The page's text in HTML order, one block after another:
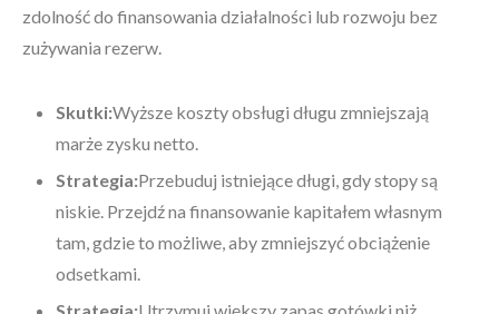
zdolność do finansowania działalności lub rozwoju bez
zużywania rezerw.
Skutki:Wyższe koszty obsługi długu zmniejszają
marże zysku netto.
Strategia:Przebuduj istniejące długi, gdy stopy są
niskie. Przejdź na finansowanie kapitałem własnym
tam, gdzie to możliwe, aby zmniejszyć obciążenie
odsetkami.